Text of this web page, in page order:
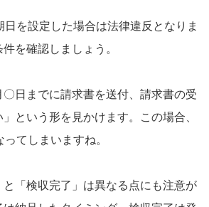
を設定した場合は法律違反となりま
を確認しましょう。
〇日までに請求書を送付、請求書の受
という形を見かけます。この場合、
てしまいますね。
と「検収完了」は異なる点にも注意が